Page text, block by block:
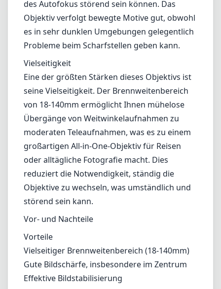
indem es eine sanftere Wiedergabe ohne das
Zittern, das oft bei Handaufnahmen auftritt,
ermöglicht.
Autofokus-Leistung
Das Autofokus-System arbeitet schnell und
leise, dank des von Nikon verwendeten Silent
Wave Motors (SWM). Dies ist besonders
nützlich bei Videoaufnahmen, wo Geräusche
des Autofokus störend sein können. Das
Objektiv verfolgt bewegte Motive gut, obwohl
es in sehr dunklen Umgebungen gelegentlich
Probleme beim Scharfstellen geben kann.
Vielseitigkeit
Eine der größten Stärken dieses Objektivs ist
seine Vielseitigkeit. Der Brennweitenbereich
moderaten Teleaufnahmen, was es zu einem
oder alltägliche Fotografie macht. Dies